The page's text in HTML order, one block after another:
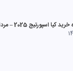
اسپورتیج 2025 – مرداد 1405